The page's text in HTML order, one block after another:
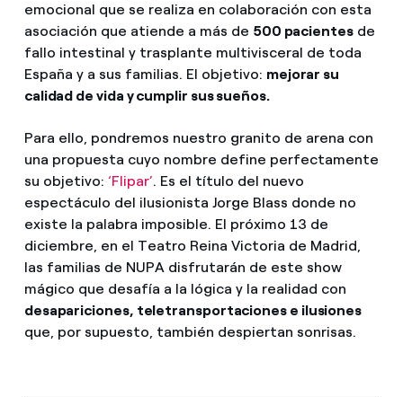
emocional que se realiza en colaboración con esta
asociación que atiende a más de 500 pacientesde
fallo intestinal y trasplante multivisceral de toda
España y a sus familias. El objetivo: mejorar su
calidad de vida y cumplir sus sueños.
Para ello, pondremos nuestro granito de arena con
una propuesta cuyo nombre define perfectamente
su objetivo: ‘Flipar’. Es el título del nuevo
espectáculo del ilusionista Jorge Blass donde no
existe la palabra imposible. El próximo 13 de
diciembre, en el Teatro Reina Victoria de Madrid,
las familias de NUPA disfrutarán de este show
mágico que desafía a la lógica y la realidad con
desapariciones, teletransportaciones e ilusiones
que, por supuesto, también despiertan sonrisas.